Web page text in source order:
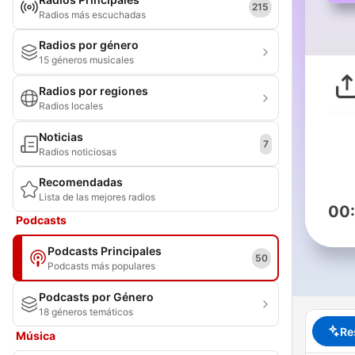
Radios más escuchadas
215
Radios por género
15 géneros musicales
Radios por regiones
Radios locales
Noticias
Radios noticiosas
7
Recomendadas
Lista de las mejores radios
Podcasts
Podcasts Principales
Podcasts más populares
50
Podcasts por Género
18 géneros temáticos
Música